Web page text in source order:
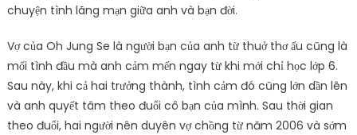
chuyện tình lãng mạn giữa anh và bạn đời.
Vợ của Oh Jung Se là người bạn của anh từ thuở thơ ấu cũng là
mối tình đầu mà anh cảm mến ngay từ khi mới chỉ học lớp 6.
Sau này, khi cả hai trưởng thành, tình cảm đó cũng lớn dần lên
và anh quyết tâm theo đuổi cô bạn của mình. Sau thời gian
theo đuổi, hai người nên duyên vợ chồng từ năm 2006 và sớm